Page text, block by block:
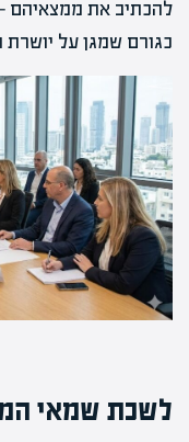
להכתיב את
כגורם שמגן על
לשכת שמאי